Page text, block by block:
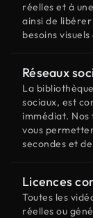
réelles et à
ainsi de
besoins
Réseaux
La
sociaux, est
immédiat.
vous
secondes et
Licences
Toutes les
réelles ou